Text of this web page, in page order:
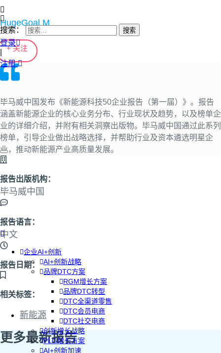
搜索：
登录
注册
企业AI+创新
AI+创新战略
品牌DTC方案
RGM增长方案
品牌DTC转型
DTC全渠道零售
DTC会员电商
DTC社交电商
创新增长战略
PLG增长方案
AI+创新加速
HugeGoal M
+ 关注
毕马威中国发布《新能源科技50企业报告（第一届）》。报告
涵盖新能源企业的核心业务分布、行业现状及趋势，以及榜单企
业的详细介绍，并附有相关洞察出版物。毕马威中国通过此系列
榜单，引导企业做出战略选择，并帮助行业及资本遴选明星企
业，推动新能源产业高质量发展。
报告出版机构：
毕马威中国
报告语言：
中文
报告日期：
相关标签：
新能源
更多最新报告